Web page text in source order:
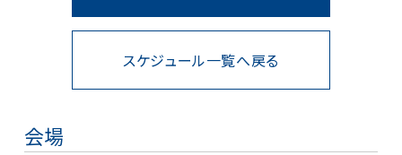
スケジュール一覧へ戻る
会場